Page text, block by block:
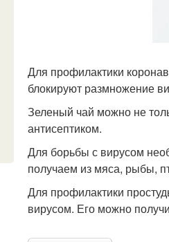
Для профилактики
блокируют размножение
Зеленый чай можно не
антисептиком.
Для борьбы с вирусом
получаем из мяса, рыбы,
Для профилактики
вирусом. Его можно